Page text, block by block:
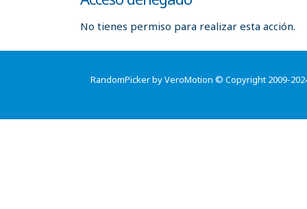
No tienes permiso para realizar esta acción.
RandomPicker by VeroMotion © Copyright 2009-